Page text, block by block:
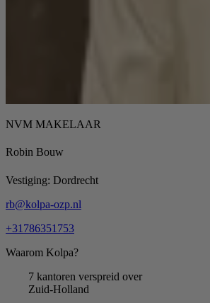
NVM MAKELAAR
Robin Bouw
Vestiging: Dordrecht
rb@kolpa-ozp.nl
+31786351753
Waarom Kolpa?
7 kantoren verspreid over
Zuid-Holland